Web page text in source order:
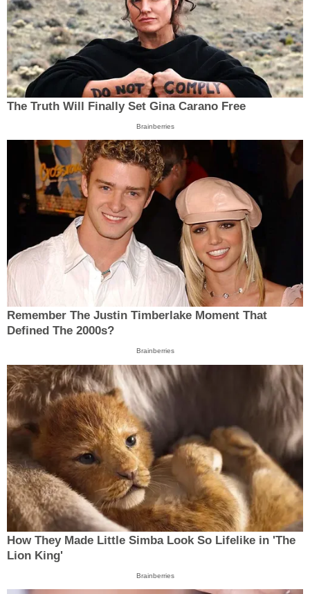
The Truth Will Finally Set Gina Carano Free
Brainberries
Remember The Justin Timberlake Moment That
Defined The 2000s?
Brainberries
How They Made Little Simba Look So Lifelike in 'The
Lion King'
Brainberries